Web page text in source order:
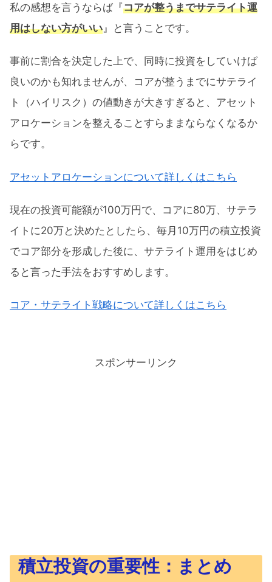
私の感想を言うならば『コアが整うまでサテライト運
用はしない方がいい 』と言うことです。
事前に割合を決定した上で、同時に投資をしていけば
良いのかも知れませんが、コアが整うまでにサテライ
ト（ハイリスク）の値動きが大きすぎると、アセット
アロケーションを整えることすらままならなくなるか
らです。
アセットアロケーションについて詳しくはこちら
現在の投資可能額が100万円で、コアに80万、サテラ
イトに20万と決めたとしたら、毎月10万円の積立投資
でコア部分を形成した後に、サテライト運用をはじめ
ると言った手法をおすすめします。
コア・サテライト戦略について詳しくはこちら
スポンサーリンク
積立投資の重要性：まとめ